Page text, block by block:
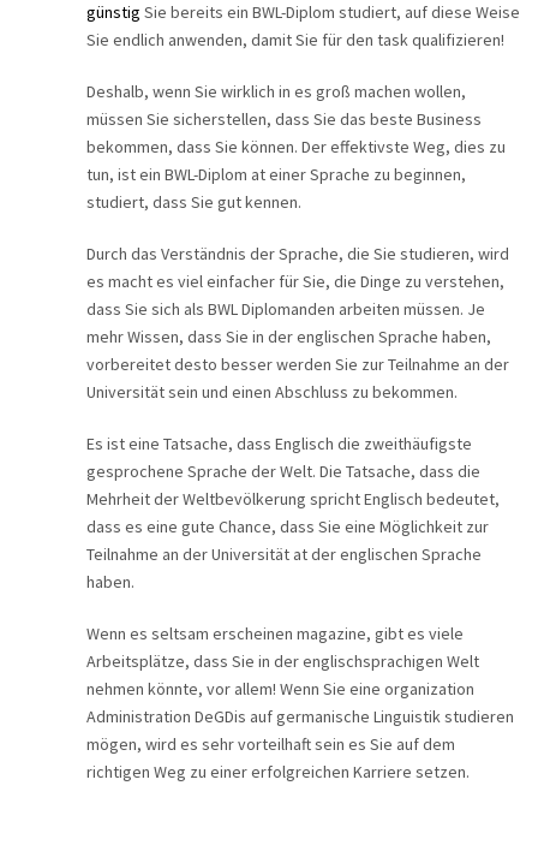
günstig Sie bereits ein BWL-Diplom studiert, auf diese Weise
Sie endlich anwenden, damit Sie für den task qualifizieren!
Deshalb, wenn Sie wirklich in es groß machen wollen,
müssen Sie sicherstellen, dass Sie das beste Business
bekommen, dass Sie können. Der effektivste Weg, dies zu
tun, ist ein BWL-Diplom at einer Sprache zu beginnen,
studiert, dass Sie gut kennen.
Durch das Verständnis der Sprache, die Sie studieren, wird
es macht es viel einfacher für Sie, die Dinge zu verstehen,
dass Sie sich als BWL Diplomanden arbeiten müssen. Je
mehr Wissen, dass Sie in der englischen Sprache haben,
vorbereitet desto besser werden Sie zur Teilnahme an der
Universität sein und einen Abschluss zu bekommen.
Es ist eine Tatsache, dass Englisch die zweithäufigste
gesprochene Sprache der Welt. Die Tatsache, dass die
Mehrheit der Weltbevölkerung spricht Englisch bedeutet,
dass es eine gute Chance, dass Sie eine Möglichkeit zur
Teilnahme an der Universität at der englischen Sprache
haben.
Wenn es seltsam erscheinen magazine, gibt es viele
Arbeitsplätze, dass Sie in der englischsprachigen Welt
nehmen könnte, vor allem! Wenn Sie eine organization
Administration DeGDis auf germanische Linguistik studieren
mögen, wird es sehr vorteilhaft sein es Sie auf dem
richtigen Weg zu einer erfolgreichen Karriere setzen.